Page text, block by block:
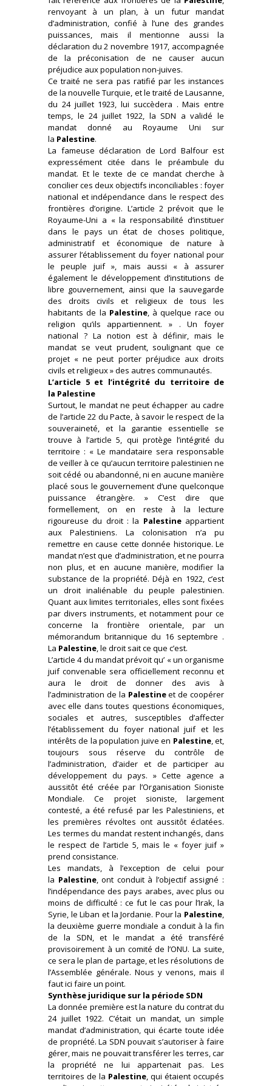
renvoyant à un plan, à un futur mandat
d’administration, confié à l’une des grandes
puissances, mais il mentionne aussi la
déclaration du 2 novembre 1917, accompagnée
de la préconisation de ne causer aucun
préjudice aux population non-juives.
Ce traité ne sera pas ratifié par les instances
de la nouvelle Turquie, et le traité de Lausanne,
du 24 juillet 1923, lui succèdera . Mais entre
temps, le 24 juillet 1922, la SDN a validé le
mandat donné au Royaume Uni sur
la Palestine.
La fameuse déclaration de Lord Balfour est
expressément citée dans le préambule du
mandat. Et le texte de ce mandat cherche à
concilier ces deux objectifs inconciliables : foyer
national et indépendance dans le respect des
frontières d’origine. L’article 2 prévoit que le
Royaume-Uni a « la responsabilité d’instituer
dans le pays un état de choses politique,
administratif et économique de nature à
assurer l’établissement du foyer national pour
le peuple juif », mais aussi « à assurer
également le développement d’institutions de
libre gouvernement, ainsi que la sauvegarde
des droits civils et religieux de tous les
habitants de la Palestine, à quelque race ou
religion qu’ils appartiennent. » . Un foyer
national ? La notion est à définir, mais le
mandat se veut prudent, soulignant que ce
projet « ne peut porter préjudice aux droits
civils et religieux » des autres communautés.
L’article 5 et l’intégrité du territoire de
la Palestine
Surtout, le mandat ne peut échapper au cadre
de l’article 22 du Pacte, à savoir le respect de la
souveraineté, et la garantie essentielle se
trouve à l’article 5, qui protège l’intégrité du
territoire : « Le mandataire sera responsable
de veiller à ce qu’aucun territoire palestinien ne
soit cédé ou abandonné, ni en aucune manière
placé sous le gouvernement d’une quelconque
puissance étrangère. » C’est dire que
formellement, on en reste à la lecture
rigoureuse du droit : la Palestineappartient
aux Palestiniens. La colonisation n’a pu
remettre en cause cette donnée historique. Le
mandat n’est que d’administration, et ne pourra
non plus, et en aucune manière, modifier la
substance de la propriété. Déjà en 1922, c’est
un droit inaliénable du peuple palestinien.
Quant aux limites territoriales, elles sont fixées
par divers instruments, et notamment pour ce
concerne la frontière orientale, par un
mémorandum britannique du 16 septembre .
La Palestine, le droit sait ce que c’est.
L’article 4 du mandat prévoit qu’ « un organisme
juif convenable sera officiellement reconnu et
aura le droit de donner des avis à
l’administration de la Palestineet de coopérer
avec elle dans toutes questions économiques,
sociales et autres, susceptibles d’affecter
l’établissement du foyer national juif et les
intérêts de la population juive en Palestine, et,
toujours sous réserve du contrôle de
l’administration, d’aider et de participer au
développement du pays. » Cette agence a
aussitôt été créée par l’Organisation Sioniste
Mondiale. Ce projet sioniste, largement
contesté, a été refusé par les Palestiniens, et
les premières révoltes ont aussitôt éclatées.
Les termes du mandat restent inchangés, dans
le respect de l’article 5, mais le « foyer juif »
prend consistance.
Les mandats, à l’exception de celui pour
la Palestine, ont conduit à l’objectif assigné :
l’indépendance des pays arabes, avec plus ou
moins de difficulté : ce fut le cas pour l’Irak, la
Syrie, le Liban et la Jordanie. Pour la Palestine,
la deuxième guerre mondiale a conduit à la fin
de la SDN, et le mandat a été transféré
provisoirement à un comité de l’ONU. La suite,
ce sera le plan de partage, et les résolutions de
l’Assemblée générale. Nous y venons, mais il
faut ici faire un point.
Synthèse juridique sur la période SDN
La donnée première est la nature du contrat du
24 juillet 1922. C’était un mandat, un simple
mandat d’administration, qui écarte toute idée
de propriété. La SDN pouvait s’autoriser à faire
gérer, mais ne pouvait transférer les terres, car
la propriété ne lui appartenait pas. Les
territoires de la Palestine, qui étaient occupés